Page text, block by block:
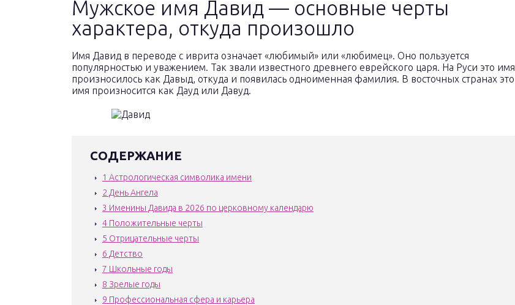
Мужское имя Давид — основные черты
характера, откуда произошло
Имя Давид в переводе с иврита означает «любимый» или «любимец». Оно пользуется
популярностью и уважением. Так звали известного древнего еврейского царя. На Руси это имя
произносилось как Давыд, откуда и появилась одноименная фамилия. В восточных странах это
имя произносится как Дауд или Давуд.
СОДЕРЖАНИЕ
1 Астрологическая символика имени
2 День Ангела
3 Именины Давида в 2026 по церковному календарю
4 Положительные черты
5 Отрицательные черты
6 Детство
7 Школьные годы
8 Зрелые годы
9 Профессиональная сфера и карьера